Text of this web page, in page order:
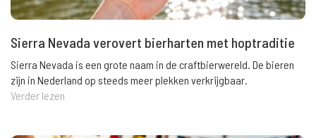
Sierra Nevada verovert bierharten met hoptraditie
Sierra Nevada is een grote naam in de craftbierwereld. De bieren
zijn in Nederland op steeds meer plekken verkrijgbaar.
Verder lezen